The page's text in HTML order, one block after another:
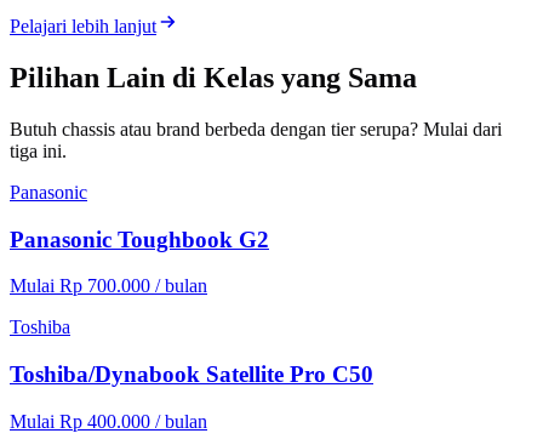
Pelajari lebih lanjut
Pilihan Lain di Kelas yang Sama
Butuh chassis atau brand berbeda dengan tier serupa? Mulai dari
tiga ini.
Panasonic
Panasonic Toughbook G2
Mulai Rp 700.000 / bulan
Toshiba
Toshiba/Dynabook Satellite Pro C50
Mulai Rp 400.000 / bulan